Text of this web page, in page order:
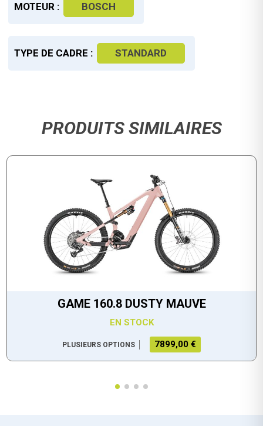
MOTEUR : BOSCH
TYPE DE CADRE : STANDARD
PRODUITS SIMILAIRES
GAME 160.8 DUSTY MAUVE
EN STOCK
PLUSIEURS OPTIONS 7899,00 €